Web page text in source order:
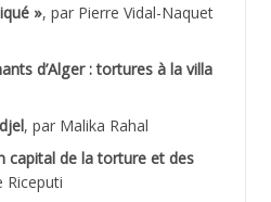
», par Pierre Vidal-Naquet
d’Alger : tortures à la villa
, par Malika Rahal
capital de la torture et des
Riceputi